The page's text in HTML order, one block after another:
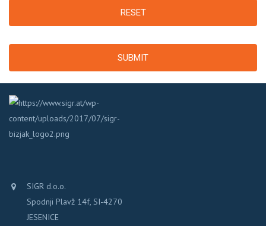
RESET
SUBMIT
SIGR d.o.o.
Spodnji Plavž 14f, SI-4270
JESENICE